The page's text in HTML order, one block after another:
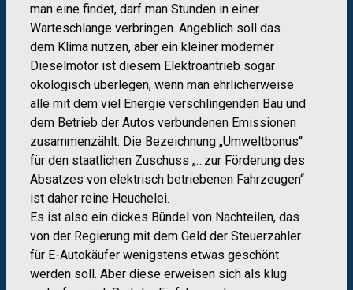
man eine findet, darf man Stunden in einer
Warteschlange verbringen. Angeblich soll das
dem Klima nutzen, aber ein kleiner moderner
Dieselmotor ist diesem Elektroantrieb sogar
ökologisch überlegen, wenn man ehrlicherweise
alle mit dem viel Energie verschlingenden Bau und
dem Betrieb der Autos verbundenen Emissionen
zusammenzählt. Die Bezeichnung „Umweltbonus“
für den staatlichen Zuschuss „…zur Förderung des
Absatzes von elektrisch betriebenen Fahrzeugen“
ist daher reine Heuchelei.
Es ist also ein dickes Bündel von Nachteilen, das
von der Regierung mit dem Geld der Steuerzahler
für E-Autokäufer wenigstens etwas geschönt
werden soll. Aber diese erweisen sich als klug